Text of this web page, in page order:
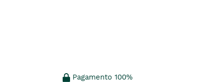
Pagamento 100%